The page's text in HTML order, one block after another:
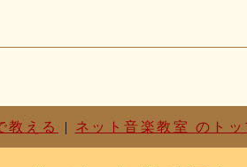
教える | ネット音楽教室 のト